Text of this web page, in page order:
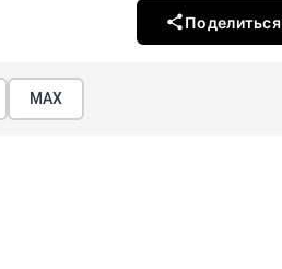
Поделиться
МАХ